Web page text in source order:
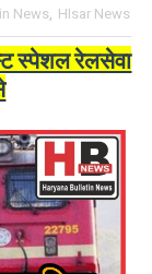
News, HIsar News
स्पेशल रेलसेवा